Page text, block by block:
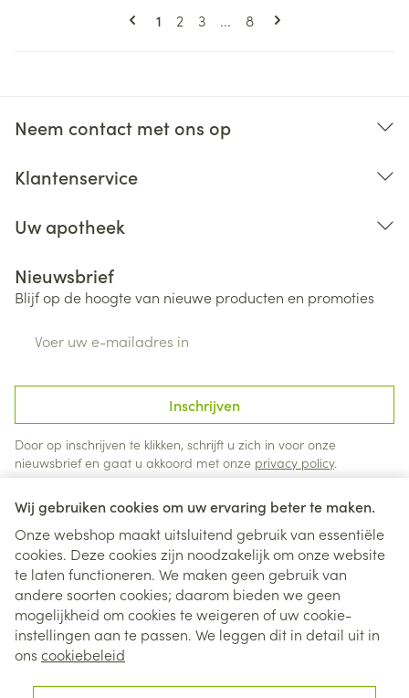
Wij gebruiken cookies om uw ervaring beter te maken.
Onze webshop maakt uitsluitend gebruik van essentiële
cookies. Deze cookies zijn noodzakelijk om onze website
te laten functioneren. We maken geen gebruik van
andere soorten cookies; daarom bieden we geen
mogelijkheid om cookies te weigeren of uw cookie-
instellingen aan te passen. We leggen dit in detail uit in
ons cookiebeleid
Pagina's
U lees momenteel pagina
1 Pagina
2 Pagina
3 ... Pagina
8
Neem contact met ons op
Klantenservice
Uw apotheek
Nieuwsbrief
Blijf op de hoogte van nieuwe producten en promoties
Inschrijven
Door op inschrijven te klikken, schrijft u zich in voor onze
nieuwsbrief en gaat u akkoord met onze privacy policy.
Juridische links